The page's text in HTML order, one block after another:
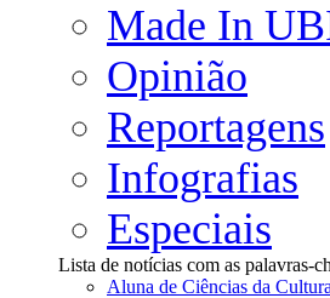
Made In
Opinião
Reportagens
Infografias
Especiais
Lista de notícias com as palavras-
Aluna de Ciências da